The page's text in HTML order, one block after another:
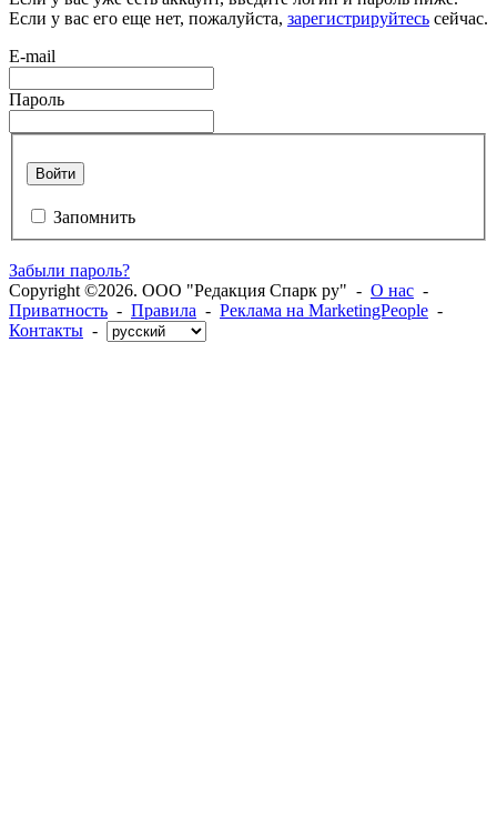
Если у вас его еще нет, пожалуйста, зарегистрируйтесь сейчас.
E-mail
Пароль
Войти
Запомнить
Забыли пароль?
Copyright ©2026. ООО "Редакция Спарк ру" - О нас -
Приватность - Правила - Реклама на MarketingPeople -
Контакты -